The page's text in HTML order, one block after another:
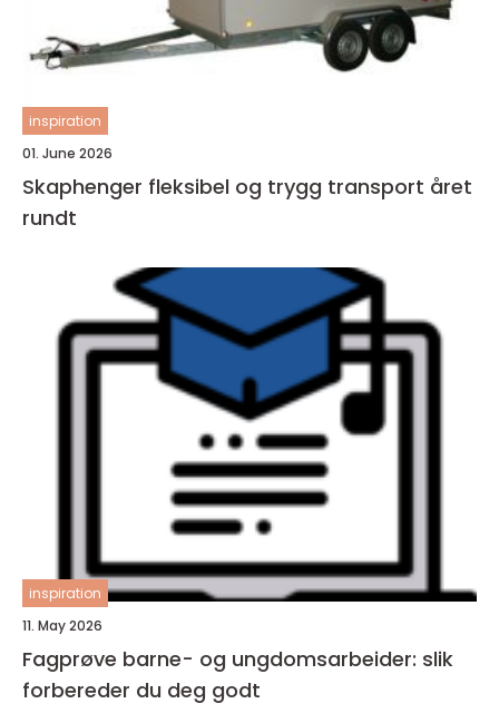
inspiration
01. June 2026
Skaphenger fleksibel og trygg transport året
rundt
inspiration
11. May 2026
Fagprøve barne- og ungdomsarbeider: slik
forbereder du deg godt